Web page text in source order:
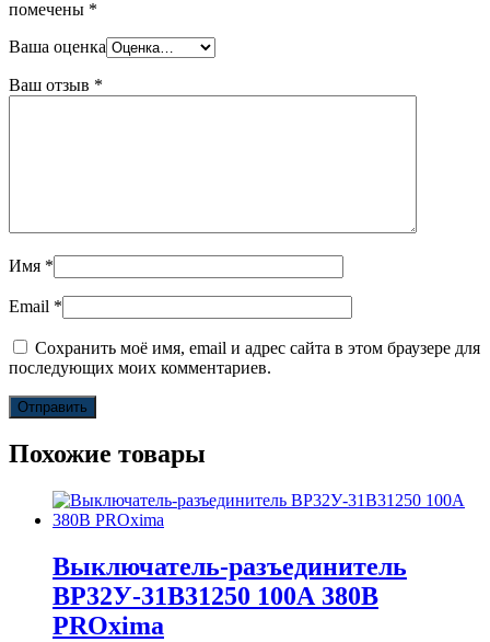
помечены *
Ваша оценка
Ваш отзыв *
Имя *
Email *
Сохранить моё имя, email и адрес сайта в этом браузере для
последующих моих комментариев.
Похожие товары
Выключатель-разъединитель
ВР32У-31В31250 100А 380В
PROxima